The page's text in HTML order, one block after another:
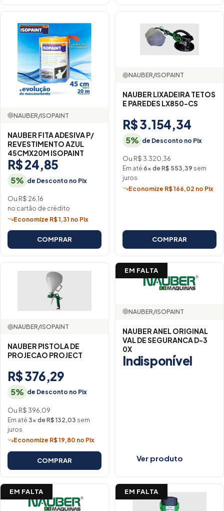
NAUBER/ISOPAINT
NAUBER FITA ADESIVA P/
REVESTIMENTO AZUL
45CMX20M ISOPAINT
R$ 24,85
5% de Desconto no Pix
Ou R$ 26,16
no cartão de crédito
Economize R$ 1,31 no Pix
COMPRAR
NAUBER/ISOPAINT
NAUBER LIXADEIRA TETOS
E PAREDES LX850-CS
R$ 3.154,34
5% de Desconto no Pix
Ou R$ 3.320,36
Em até 6× de R$ 553,39 sem
juros
Economize R$ 166,02 no Pix
COMPRAR
NAUBER/ISOPAINT
NAUBER PISTOLA DE
PROJECAO PROJECT
R$ 376,29
5% de Desconto no Pix
Ou R$ 396,09
Em até 3× de R$ 132,03 sem
juros
Economize R$ 19,80 no Pix
COMPRAR
EM FALTA
NAUBER/ISOPAINT
NAUBER ANEL ORIGINAL
VAL DE SEGURANCA D-3
0X
Indisponível
Ver produto
EM FALTA EM FALTA